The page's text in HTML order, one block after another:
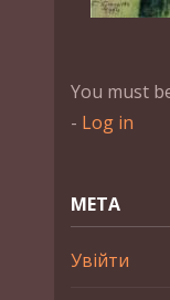
You must
- Log in
МЕТА
Увійти